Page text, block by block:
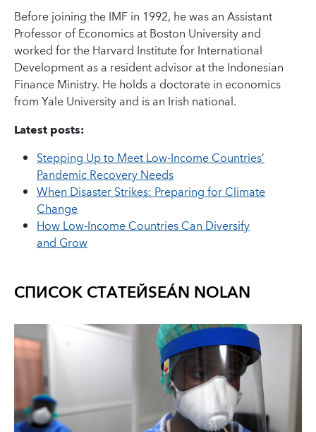
Before joining the IMF in 1992, he was an Assistant
Professor of Economics at Boston University and
worked for the Harvard Institute for International
Development as a resident advisor at the Indonesian
Finance Ministry. He holds a doctorate in economics
from Yale University and is an Irish national.
Latest posts:
Stepping Up to Meet Low-Income Countries’
Pandemic Recovery Needs
When Disaster Strikes: Preparing for Climate
Change
How Low-Income Countries Can Diversify
and Grow
СПИСОК СТАТЕЙSEÁN NOLAN